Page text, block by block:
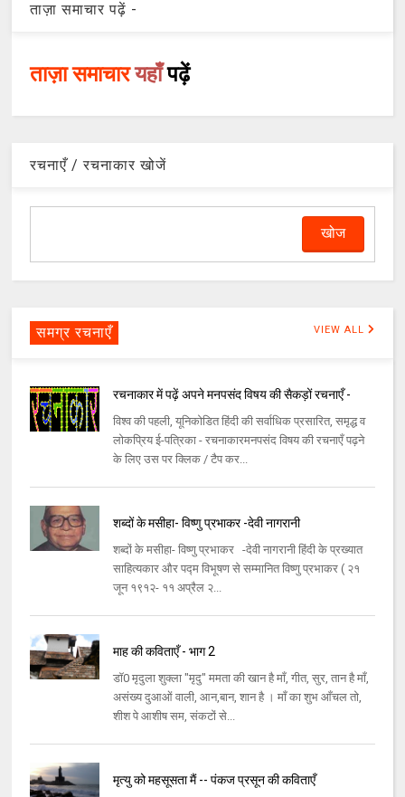
ताज़ा समाचार पढ़ें -
ताज़ा समाचारयहाँपढ़ें
रचनाएँ / रचनाकार खोजें
समग्र रचनाएँ VIEW ALL
रचनाकार में पढ़ें अपने मनपसंद विषय की सैकड़ों रचनाएँ -
विश्व की पहली, यूनिकोडित हिंदी की सर्वाधिक प्रसारित, समृद्ध व
लोकप्रिय ई-पत्रिका - रचनाकारमनपसंद विषय की रचनाएँ पढ़ने
के लिए उस पर क्लिक / टैप कर...
शब्दों के मसीहा- विष्णु प्रभाकर -देवी नागरानी
शब्दों के मसीहा- विष्णु प्रभाकर -देवी नागरानी हिंदी के प्रख्यात
साहित्यकार और पद्म विभूषण से सम्मानित विष्णु प्रभाकर ( २१
जून १९१२- ११ अप्रैल २...
माह की कविताएँ - भाग 2
डॉ0 मृदुला शुक्ला "मृदु" ममता की खान है माँ, गीत, सुर, तान है माँ,
असंख्य दुआओं वाली, आन,बान, शान है । माँ का शुभ आँचल तो,
शीश पे आशीष सम, संकटों से...
मृत्यु को महसूसता मैं -- पंकज प्रसून की कविताएँ